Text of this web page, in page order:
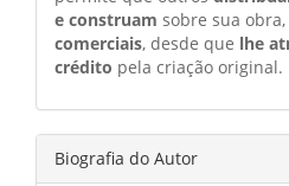
e construam sobre sua
comerciais, desde que lhe
crédito pela criação original.
Biografia do Autor